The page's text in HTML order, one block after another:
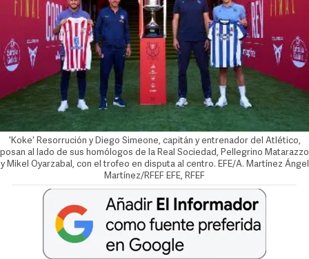
'Koke' Resorrución y Diego Simeone, capitán y entrenador del Atlético,
posan al lado de sus homólogos de la Real Sociedad, Pellegrino Matarazzo
y Mikel Oyarzabal, con el trofeo en disputa al centro. EFE/A. Martínez Ángel
Martínez/RFEF EFE, RFEF